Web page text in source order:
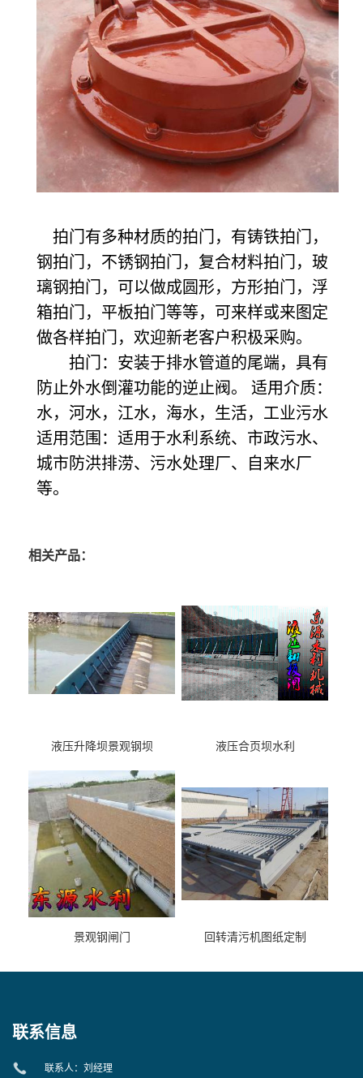
拍门有多种材质的拍门，有铸铁拍门，
钢拍门，不锈钢拍门，复合材料拍门，玻
璃钢拍门，可以做成圆形，方形拍门，浮
箱拍门，平板拍门等等，可来样或来图定
做各样拍门，欢迎新老客户积极采购。
拍门：安装于排水管道的尾端，具有
防止外水倒灌功能的逆止阀。 适用介质：
水，河水，江水，海水，生活，工业污水
适用范围：适用于水利系统、市政污水、
城市防洪排涝、污水处理厂、自来水厂
等。
相关产品：
液压升降坝景观钢坝 液压合页坝水利
景观钢闸门 回转清污机图纸定制
联系信息
联系人：刘经理